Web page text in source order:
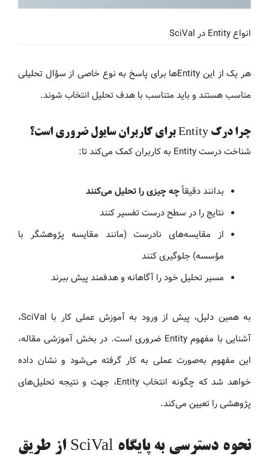
انواع Entity در SciVal
هر یک از این Entityها برای پاسخ به نوع خاصی از سؤال تحلیلی
مناسب هستند و باید متناسب با هدف تحلیل انتخاب شوند.
چرا درک Entity برای کاربران سایول ضروری است؟
شناخت درست Entity به کاربران کمک می‌کند تا:
بدانند دقیقاًچه چیزی را تحلیل می‌کنند
نتایج را در سطح درست تفسیر کنند
از مقایسه‌های نادرست (مانند مقایسه پژوهشگر با
مؤسسه) جلوگیری کنند
مسیر تحلیل خود را آگاهانه و هدفمند پیش ببرند
به همین دلیل، پیش از ورود به آموزش عملی کار با SciVal،
آشنایی با مفهوم Entity ضروری است. در بخش آموزشی مقاله،
این مفهوم به‌صورت عملی به کار گرفته می‌شود و نشان داده
خواهد شد که چگونه انتخاب Entity، جهت و نتیجه تحلیل‌های
پژوهشی را تعیین می‌کند.
نحوه دسترسی به پایگاه SciVal از طریق